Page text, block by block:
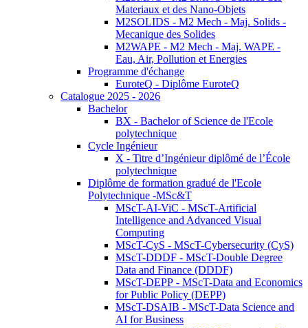
Materiaux et des Nano-Objets
M2SOLIDS - M2 Mech - Maj. Solids -
Mecanique des Solides
M2WAPE - M2 Mech - Maj. WAPE -
Eau, Air, Pollution et Energies
Programme d'échange
EuroteQ - Diplôme EuroteQ
Catalogue 2025 - 2026
Bachelor
BX - Bachelor of Science de l'Ecole
polytechnique
Cycle Ingénieur
X - Titre d’Ingénieur diplômé de l’École
polytechnique
Diplôme de formation gradué de l'Ecole
Polytechnique -MSc&T
MScT-AI-ViC - MScT-Artificial
Intelligence and Advanced Visual
Computing
MScT-CyS - MScT-Cybersecurity (CyS)
MScT-DDDF - MScT-Double Degree
Data and Finance (DDDF)
MScT-DEPP - MScT-Data and Economics
for Public Policy (DEPP)
MScT-DSAIB - MScT-Data Science and
AI for Business